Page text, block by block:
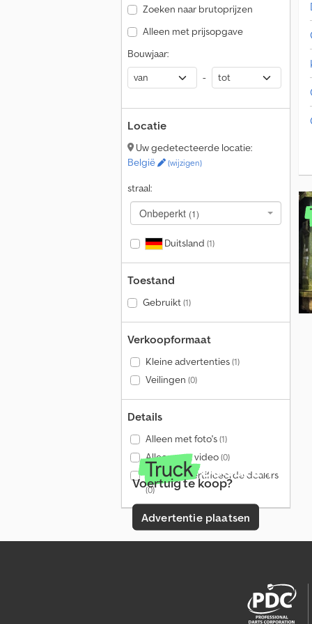
Zoeken naar brutoprijzen
Alleen met prijsopgave
Bouwjaar:
-
Locatie
Uw gedetecteerde locatie:
België
(wijzigen)
straal:
Onbeperkt (1)
Duitsland (1)
Toestand
Gebruikt(1)
Verkoopformaat
Kleine advertenties(1)
Veilingen (0)
Details
Alleen met foto's(1)
Alleen met video(0)
Alleen gecertificeerde dealers
(0)
Voertuig te koop?
Advertentie plaatsen